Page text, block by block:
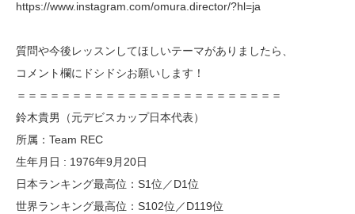
https://www.instagram.com/omura.director/?hl=ja
質問や今後レッスンしてほしいテーマがありましたら、
コメント欄にドシドシお願いします！
＝＝＝＝＝＝＝＝＝＝＝＝＝＝＝＝＝＝＝＝＝＝＝＝
鈴木貴男（元デビスカップ日本代表）
所属：Team REC
生年月日 : 1976年9月20日
日本ランキング最高位：S1位／D1位
世界ランキング最高位：S102位／D119位